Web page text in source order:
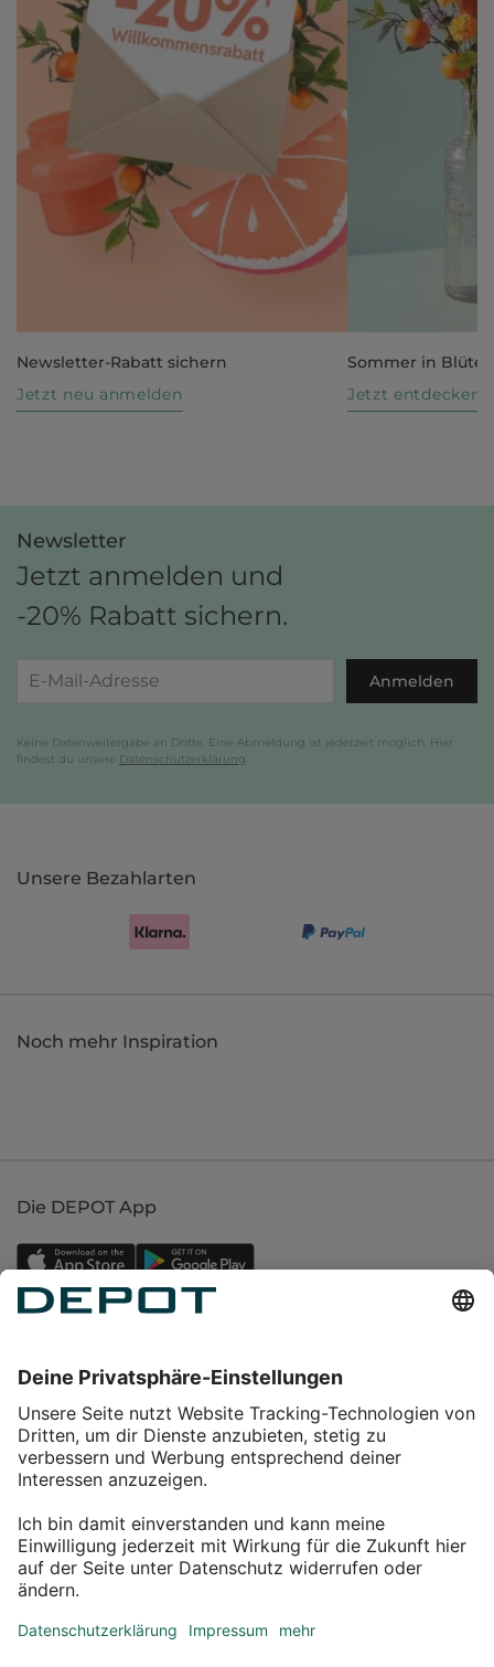
Newsletter-Rabatt sichern
Jetzt neu anmelden
Sommer in Blüte
Jetzt entdecken
Newsletter
Jetzt anmelden und
-20% Rabatt sichern.
Anmelden
Keine Datenweitergabe an Dritte. Eine Abmeldung ist jederzeit möglich. Hier
findest du unsere Datenschutzerklärung
Unsere Bezahlarten
Noch mehr Inspiration
Die DEPOT App
Service
Über DEPOT
Kontakt